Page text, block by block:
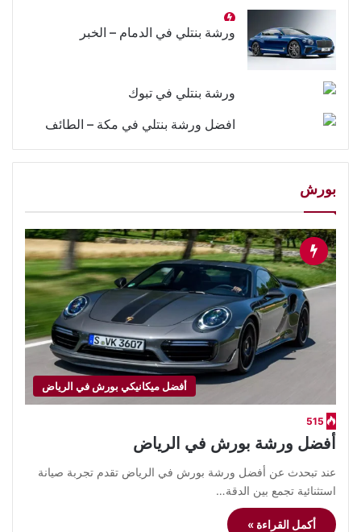
ورشة بنتلي في الدمام – الخبر
ورشة بنتلي في تبوك
افضل ورشة بنتلي في مكة – الطائف
بورش
أفضل ميكانيكي بورش في الرياض
515
أفضل ورشة بورش في الرياض
عند تبحدث عن أفضل ورشة بورش في الرياض تقدم تجربة صيانة
استثنائية تجمع بين الدقة…
أكمل القراءة »